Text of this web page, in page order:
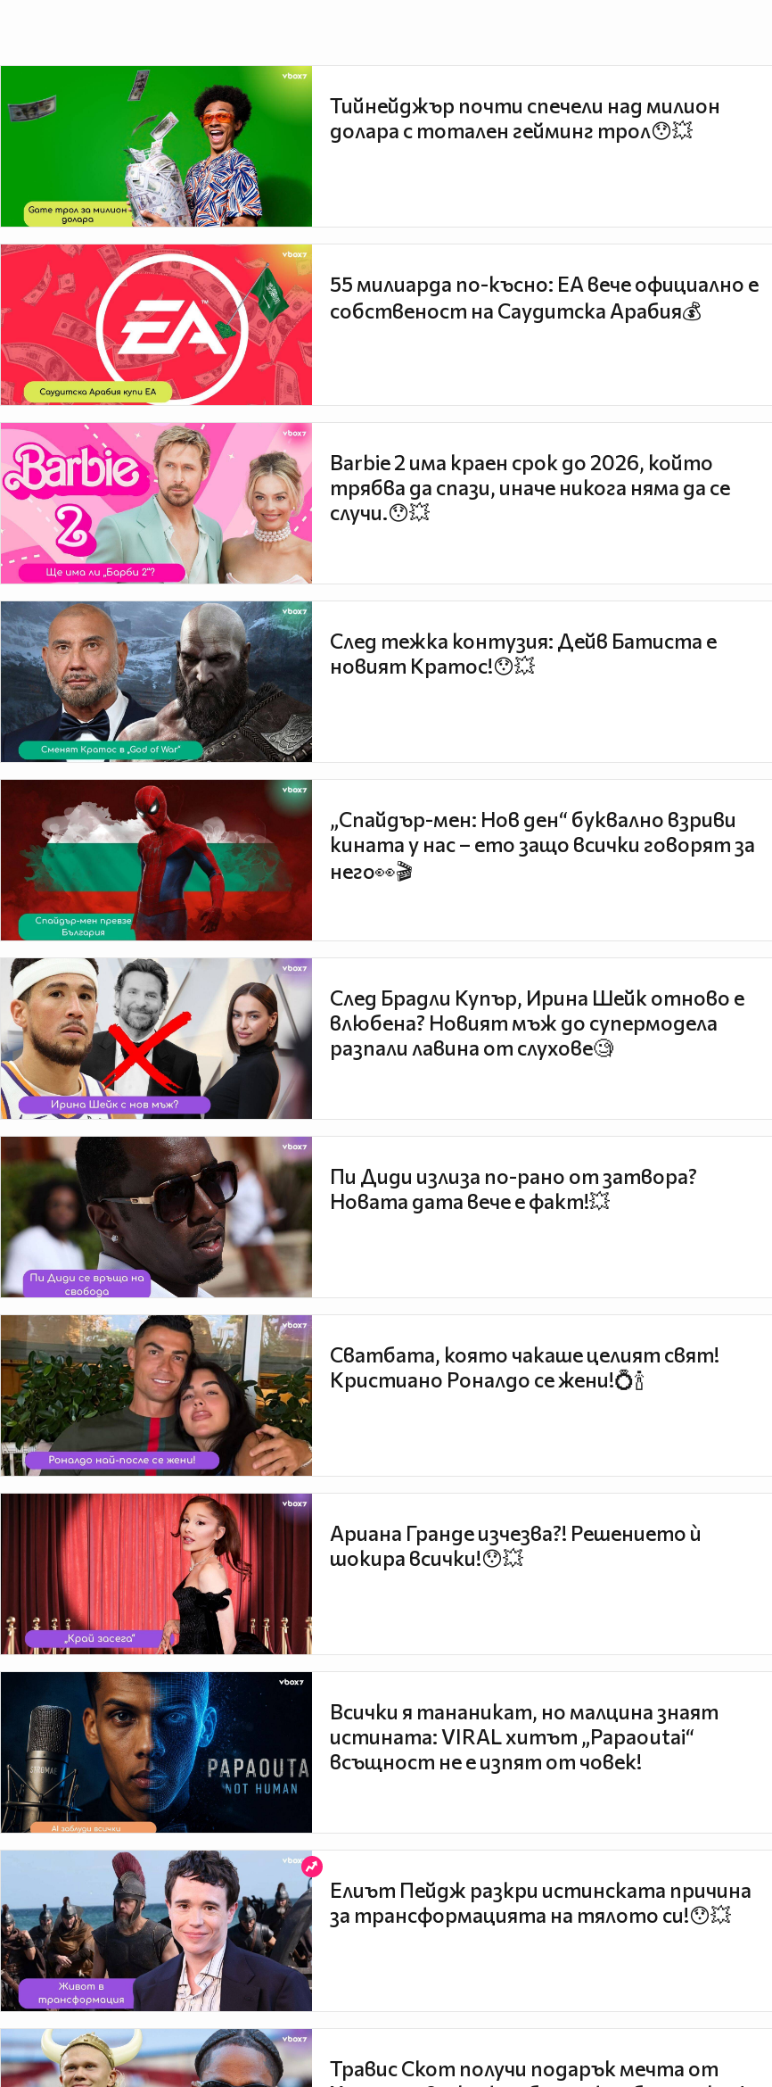
Тийнейджър почти спечели над милион
долара с тотален гейминг трол😯💥
55 милиарда по-късно: EA вече официално е
собственост на Саудитска Арабия💰
Barbie 2 има краен срок до 2026, който
трябва да спази, иначе никога няма да се
случи.😯💥
След тежка контузия: Дейв Батиста е
новият Кратос!😯💥
„Спайдър-мен: Нов ден“ буквално взриви
кината у нас – ето защо всички говорят за
него👀🎬
След Брадли Купър, Ирина Шейк отново е
влюбена? Новият мъж до супермодела
разпали лавина от слухове🧐
Пи Диди излиза по-рано от затвора?
Новата дата вече е факт!💥
Сватбата, която чакаше целият свят!
Кристиано Роналдо се жени!💍🍾
Ариана Гранде изчезва?! Решението ѝ
шокира всички!😯💥
Всички я тананикат, но малцина знаят
истината: VIRAL хитът „Papaoutai“
всъщност не е изпят от човек!
Елиът Пейдж разкри истинската причина
за трансформацията на тялото си!😯💥
Травис Скот получи подарък мечта от